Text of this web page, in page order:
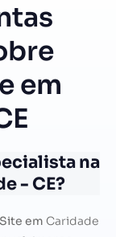
em
na
- CE?
em Caridade